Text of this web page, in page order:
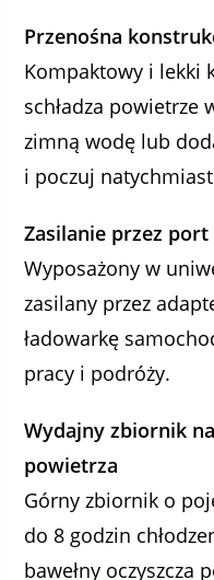
Przenośna
Kompaktowy i lekki
schładza powietrze
zimną wodę lub
i poczuj
Zasilanie przez port
Wyposażony w
zasilany przez
ładowarkę
pracy i podróży.
Wydajny zbiornik
powietrza
Górny zbiornik o
do 8 godzin
bawełny oczyszcza